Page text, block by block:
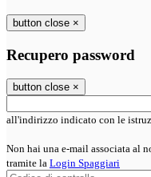
button close ×
Recupero password
button close ×
all'indirizzo indicato con le
Non hai una e-mail associata al
tramite la Login Spaggiari